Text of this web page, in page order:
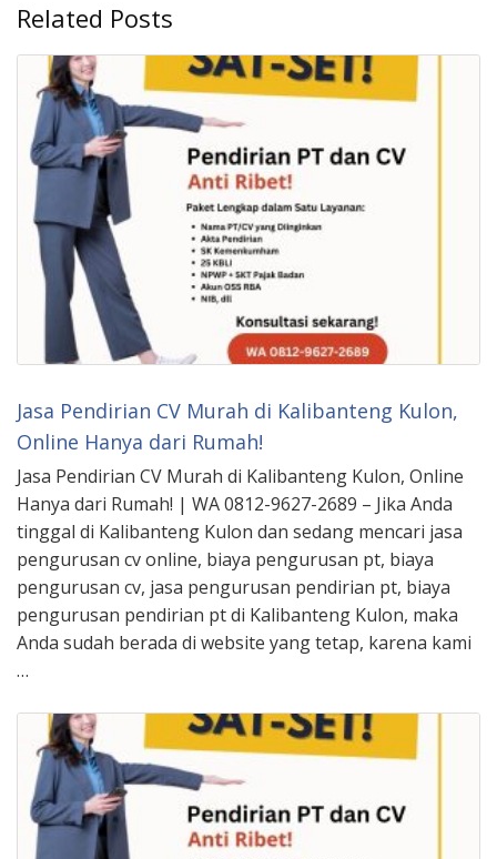
Related Posts
Jasa Pendirian CV Murah di Kalibanteng Kulon,
Online Hanya dari Rumah!
Jasa Pendirian CV Murah di Kalibanteng Kulon, Online
Hanya dari Rumah! | WA 0812-9627-2689 – Jika Anda
tinggal di Kalibanteng Kulon dan sedang mencari jasa
pengurusan cv online, biaya pengurusan pt, biaya
pengurusan cv, jasa pengurusan pendirian pt, biaya
pengurusan pendirian pt di Kalibanteng Kulon, maka
Anda sudah berada di website yang tetap, karena kami
…